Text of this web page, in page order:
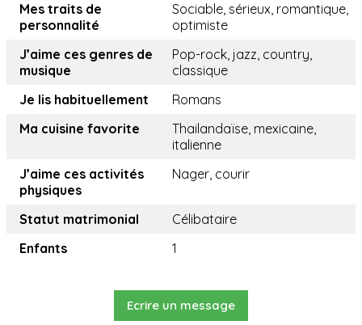
Mes traits de
personnalité
Sociable, sérieux, romantique,
optimiste
J’aime ces genres de
musique
Pop-rock, jazz, country,
classique
Je lis habituellement
Romans
Ma cuisine favorite
Thailandaïse, mexicaine,
italienne
J’aime ces activités
physiques
Nager, courir
Statut matrimonial
Célibataire
Enfants
1
Ecrire un message